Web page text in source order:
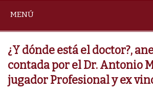
MENÚ
¿Y dónde está el doctor?,
contada por el Dr. Antonio
jugador Profesional y ex